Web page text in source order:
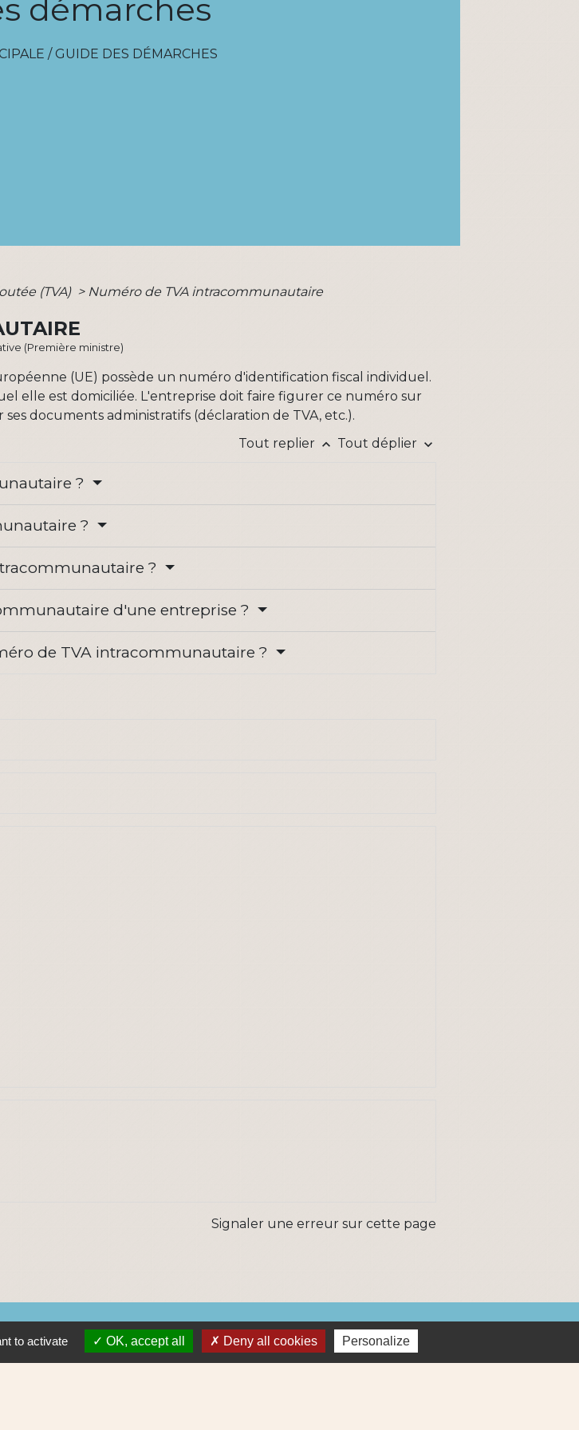
démarches
/ GUIDE DES DÉMARCHES
(TVA) > Numéro de TVA intracommunautaire
(Première ministre)
(UE) possède un numéro d'identification fiscal individuel.
elle est domiciliée. L'entreprise doit faire figurer ce numéro sur
documents administratifs (déclaration de TVA, etc.).
Tout replier keyboard_arrow_up Tout déplier keyboard_arrow_down
?
?
?
d'une entreprise ?
de TVA intracommunautaire ?
Signaler une erreur sur cette page
Liens
to activate OK, accept all Deny all cookies Personalize